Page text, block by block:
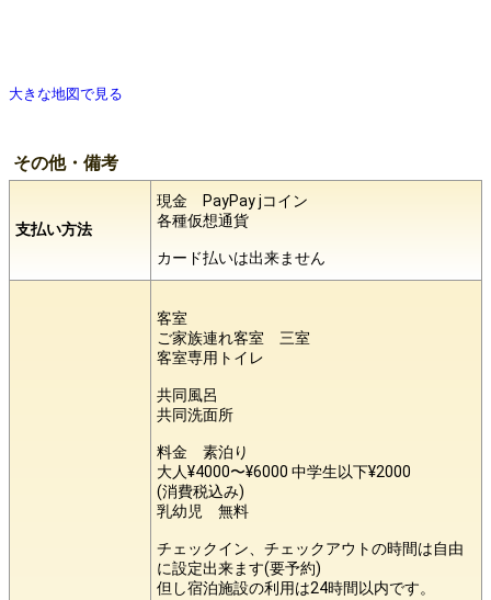
大きな地図で見る
その他・備考
支払い方法
現金 PayPay jコイン
各種仮想通貨
カード払いは出来ません
客室
ご家族連れ客室 三室
客室専用トイレ
共同風呂
共同洗面所
料金 素泊り
大人¥4000〜¥6000 中学生以下¥2000
(消費税込み)
乳幼児 無料
チェックイン、チェックアウトの時間は自由
に設定出来ます(要予約)
但し宿泊施設の利用は24時間以内です。